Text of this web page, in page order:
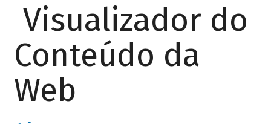
Visualizador do
Conteúdo da
Web